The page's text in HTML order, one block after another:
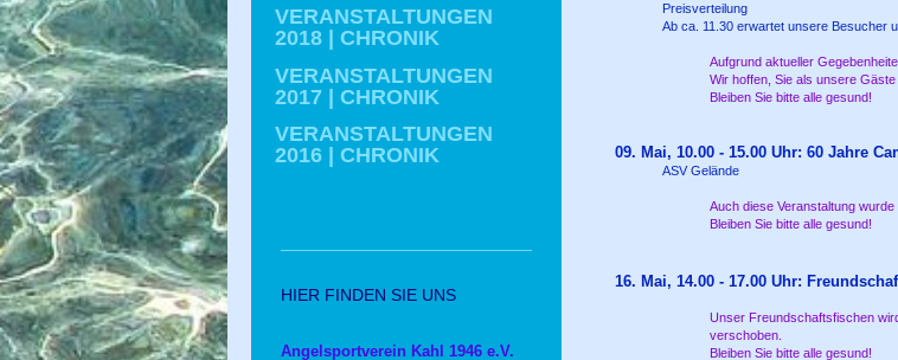
Preisverteilung
Ab ca. 11.30 erwartet unsere Besucher
Aufgrund aktueller
Wir hoffen, Sie als unsere
Bleiben Sie bitte alle gesund!
09. Mai, 10.00 - 15.00 Uhr: 60 Jahre
ASV Gelände
Auch diese Veranstaltung
Bleiben Sie bitte alle gesund!
16. Mai, 14.00 - 17.00 Uhr:
Unser Freundschaftsfischen
verschoben.
Bleiben Sie bitte alle gesund!
VERANSTALTUNGEN
2018 | CHRONIK
VERANSTALTUNGEN
2017 | CHRONIK
VERANSTALTUNGEN
2016 | CHRONIK
HIER FINDEN SIE UNS
Angelsportverein Kahl 1946 e.V.